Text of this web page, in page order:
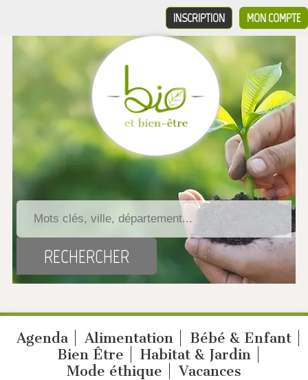
MON COMPTE
INSCRIPTION
Agenda Alimentation
Bébé & Enfant
Bien Être
Habitat & Jardin
Mode éthique
Vacances